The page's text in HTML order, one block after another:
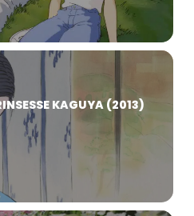
KAGUYA (2013)